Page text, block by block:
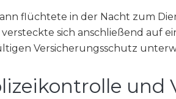
flüchtete in der Nacht zum
sich anschließend auf
Versicherungsschutz
und